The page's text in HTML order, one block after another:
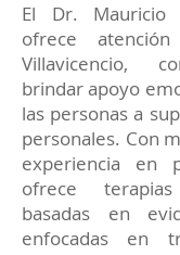
El Dr. Mauricio
ofrece
Villavicencio,
brindar apoyo
las personas a
personales. Con
experiencia en
ofrece terapias
basadas en
enfocadas en